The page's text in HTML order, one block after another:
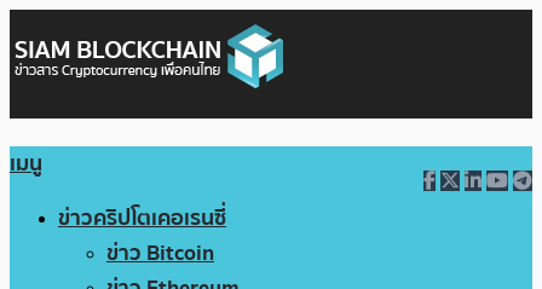
เมนู
ข่าวคริปโตเคอเรนซี่
ข่าว Bitcoin